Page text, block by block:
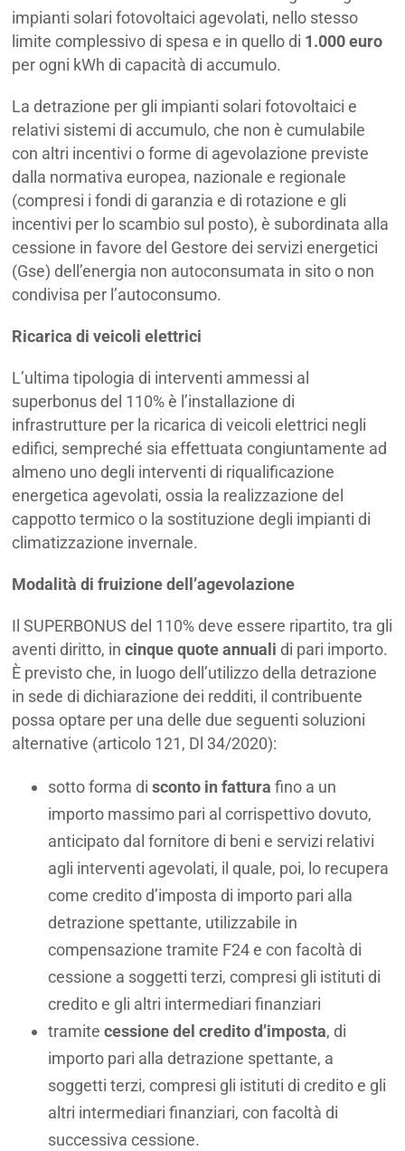
impianti solari fotovoltaici agevolati, nello stesso
limite complessivo di spesa e in quello di 1.000 euro
per ogni kWh di capacità di accumulo.
La detrazione per gli impianti solari fotovoltaici e
relativi sistemi di accumulo, che non è cumulabile
con altri incentivi o forme di agevolazione previste
dalla normativa europea, nazionale e regionale
(compresi i fondi di garanzia e di rotazione e gli
incentivi per lo scambio sul posto), è subordinata alla
cessione in favore del Gestore dei servizi energetici
(Gse) dell’energia non autoconsumata in sito o non
condivisa per l’autoconsumo.
Ricarica di veicoli elettrici
L’ultima tipologia di interventi ammessi al
superbonus del 110% è l’installazione di
infrastrutture per la ricarica di veicoli elettrici negli
edifici, sempreché sia effettuata congiuntamente ad
almeno uno degli interventi di riqualificazione
energetica agevolati, ossia la realizzazione del
cappotto termico o la sostituzione degli impianti di
climatizzazione invernale.
Modalità di fruizione dell’agevolazione
Il SUPERBONUS del 110% deve essere ripartito, tra gli
aventi diritto, incinque quote annuali di pari importo.
È previsto che, in luogo dell’utilizzo della detrazione
in sede di dichiarazione dei redditi, il contribuente
possa optare per una delle due seguenti soluzioni
alternative (articolo 121, Dl 34/2020):
sotto forma disconto in fattura fino a un
importo massimo pari al corrispettivo dovuto,
anticipato dal fornitore di beni e servizi relativi
agli interventi agevolati, il quale, poi, lo recupera
come credito d’imposta di importo pari alla
detrazione spettante, utilizzabile in
compensazione tramite F24 e con facoltà di
cessione a soggetti terzi, compresi gli istituti di
credito e gli altri intermediari finanziari
tramitecessione del credito d’imposta, di
importo pari alla detrazione spettante, a
soggetti terzi, compresi gli istituti di credito e gli
altri intermediari finanziari, con facoltà di
successiva cessione.